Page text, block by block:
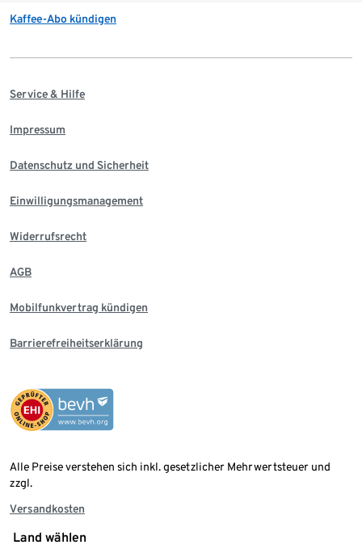
Kaffee-Abo kündigen
Service & Hilfe
Impressum
Datenschutz und Sicherheit
Einwilligungsmanagement
Widerrufsrecht
AGB
Mobilfunkvertrag kündigen
Barrierefreiheitserklärung
Alle Preise verstehen sich inkl. gesetzlicher Mehrwertsteuer und
zzgl.
Versandkosten
Land wählen